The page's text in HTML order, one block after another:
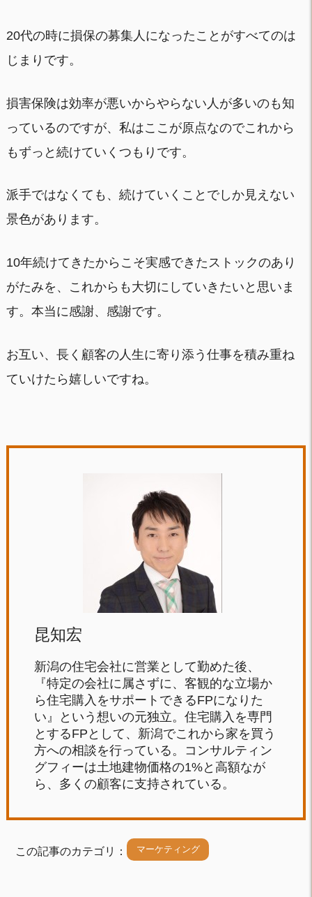
20代の時に損保の募集人になったことがすべてのは
じまりです。
損害保険は効率が悪いからやらない人が多いのも知
っているのですが、私はここが原点なのでこれから
もずっと続けていくつもりです。
派手ではなくても、続けていくことでしか見えない
景色があります。
10年続けてきたからこそ実感できたストックのあり
がたみを、これからも大切にしていきたいと思いま
す。本当に感謝、感謝です。
お互い、長く顧客の人生に寄り添う仕事を積み重ね
ていけたら嬉しいですね。
昆知宏
新潟の住宅会社に営業として勤めた後、
『特定の会社に属さずに、客観的な立場か
ら住宅購入をサポートできるFPになりた
い』という想いの元独立。住宅購入を専門
とするFPとして、新潟でこれから家を買う
方への相談を行っている。コンサルティン
グフィーは土地建物価格の1%と高額なが
ら、多くの顧客に支持されている。
この記事のカテゴリ： マーケティング